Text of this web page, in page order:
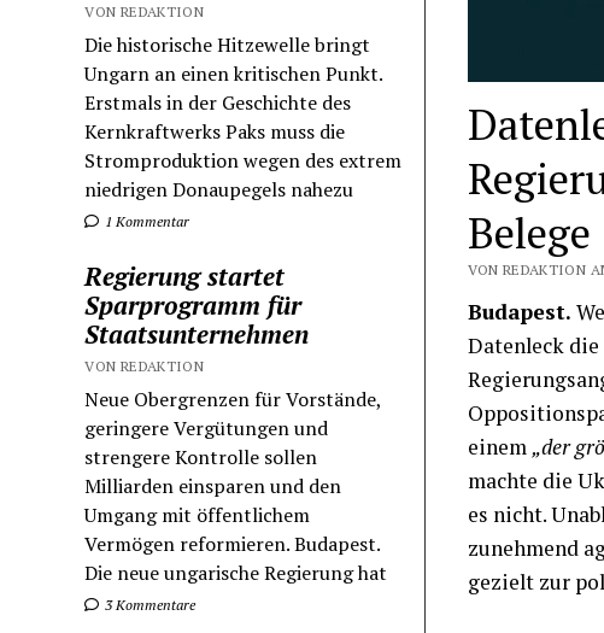
VON REDAKTION
Die historische Hitzewelle bringt
Ungarn an einen kritischen Punkt.
Erstmals in der Geschichte des
Kernkraftwerks Paks muss die
Stromproduktion wegen des extrem
niedrigen Donaupegels nahezu
1 Kommentar
Regierung startet
Sparprogramm für
Staatsunternehmen
VON REDAKTION
Neue Obergrenzen für Vorstände,
geringere Vergütungen und
strengere Kontrolle sollen
Milliarden einsparen und den
Umgang mit öffentlichem
Vermögen reformieren. Budapest.
Die neue ungarische Regierung hat
3 Kommentare
Belege
VON REDAKTION
Budapest.
Datenleck
einem„der
machte die
es nicht.
zunehmend
gezielt zur